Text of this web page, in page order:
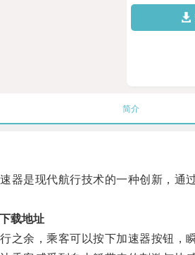
简介
是现代航行技术的一种创新，通过
载地址
余，乘客可以按下加速器按钮，瞬